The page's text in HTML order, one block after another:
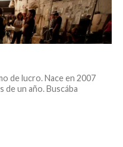
de lucro. Nace en 2007
de un año. Buscába